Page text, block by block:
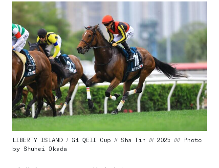
LIBERTY ISLAND / G1 QEII Cup // Sha Tin /// 2025 //// Photo
by Shuhei Okada